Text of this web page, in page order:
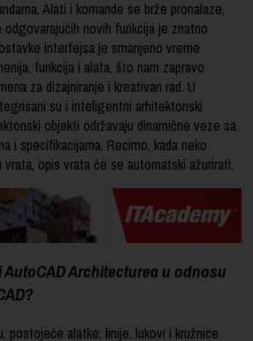
Alati i komande se brže pronalaze,
novih funkcija je znatno
interfejsa je smanjeno vreme
funkcija i alata, što nam zapravo
za dizajniranje i kreativan rad. U
su i inteligentni arhitektonski
objekti održavaju dinamične veze sa
i specifikacijama. Recimo, kada neko
opis vrata će se automatski ažurirati.
Architecturea u odnosu
postojeće alatke: linije, lukovi i kružnice